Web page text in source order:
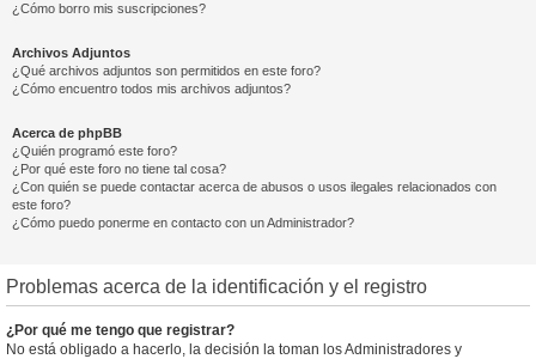
¿Cómo borro mis suscripciones?
Archivos Adjuntos
¿Qué archivos adjuntos son permitidos en este foro?
¿Cómo encuentro todos mis archivos adjuntos?
Acerca de phpBB
¿Quién programó este foro?
¿Por qué este foro no tiene tal cosa?
¿Con quién se puede contactar acerca de abusos o usos ilegales relacionados con
este foro?
¿Cómo puedo ponerme en contacto con un Administrador?
Problemas acerca de la identificación y el registro
¿Por qué me tengo que registrar?
No está obligado a hacerlo, la decisión la toman los Administradores y